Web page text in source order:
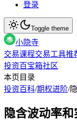
登录
Toggle theme
小隐寺
交易课程交易工具推
投资百宝箱社区
本页目录
投资百科/期权进阶/
隐含波动率和